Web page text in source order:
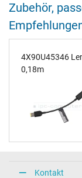
11,0 mm / 3,0
Stift im Stecker
Ja
Länge
1.75 m
Maße
Länge / Breite /
93 mm / 41
Prüfsiegel
Zubehör,
4X90U45346
0,18m
Kontakt